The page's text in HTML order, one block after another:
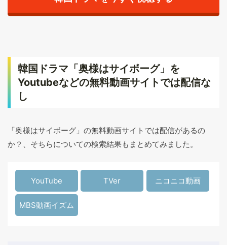
韓国ドラマ「奥様はサイボーグ」を
Youtubeなどの無料動画サイトでは配信な
し
「奥様はサイボーグ」の無料動画サイトでは配信があるの
か？、そちらについての検索結果もまとめてみました。
YouTube TVer ニコニコ動画
MBS動画イズム